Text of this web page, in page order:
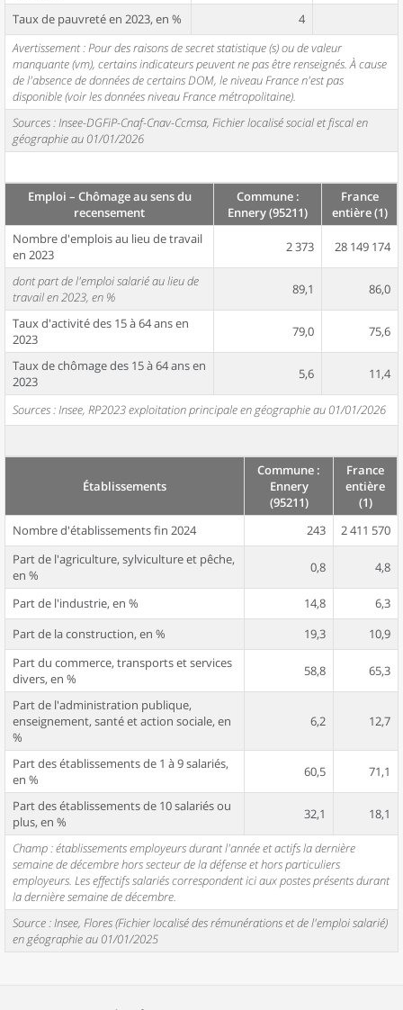
Taux de pauvreté en 2023, en %
4
Avertissement : Pour des raisons de secret statistique (s) ou de valeur
manquante (vm), certains indicateurs peuvent ne pas être renseignés. À cause
de l'absence de données de certains DOM, le niveau France n'est pas
disponible (voir les données niveau France métropolitaine).
Sources : Insee-DGFiP-Cnaf-Cnav-Ccmsa, Fichier localisé social et fiscal en
géographie au 01/01/2026
Emploi – Chômage au sens du
recensement
Commune :
Ennery (95211)
France
entière (1)
Nombre d'emplois au lieu de travail
en 2023
2 373 28 149 174
dont part de l'emploi salarié au lieu de
travail en 2023, en %
89,1 86,0
Taux d'activité des 15 à 64 ans en
2023
79,0 75,6
Taux de chômage des 15 à 64 ans en
2023
5,6 11,4
Sources : Insee, RP2023 exploitation principale en géographie au 01/01/2026
Établissements
Commune :
Ennery
(95211)
France
entière
(1)
Nombre d'établissements fin 2024
243
2 411 570
Part de l'agriculture, sylviculture et pêche,
en %
0,8 4,8
Part de l'industrie, en % 14,8
6,3
Part de la construction, en %
19,3
10,9
Part du commerce, transports et services
divers, en %
58,8 65,3
Part de l'administration publique,
enseignement, santé et action sociale, en
%
6,2 12,7
Part des établissements de 1 à 9 salariés,
en %
60,5 71,1
Part des établissements de 10 salariés ou
plus, en %
32,1 18,1
Champ : établissements employeurs durant l'année et actifs la dernière
semaine de décembre hors secteur de la défense et hors particuliers
employeurs. Les effectifs salariés correspondent ici aux postes présents durant
la dernière semaine de décembre.
Source : Insee, Flores (Fichier localisé des rémunérations et de l'emploi salarié)
en géographie au 01/01/2025